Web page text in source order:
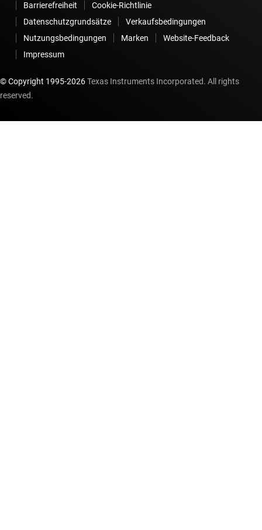
Barrierefreiheit
Cookie-Richtlinie
Datenschutzgrundsätze
Verkaufsbedingungen
Nutzungsbedingungen
Marken
Website-Feedback
Impressum
© Copyright 1995-2026Texas Instruments Incorporated. All rights
reserved.